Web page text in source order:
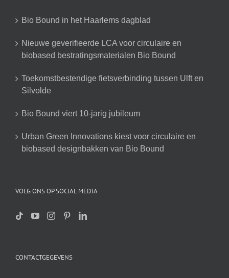
Bio Bound in het Haarlems dagblad
Nieuwe geverifieerde LCA voor circulaire en
biobased bestratingsmaterialen Bio Bound
Toekomstbestendige fietsverbinding tussen Ulft en
Silvolde
Bio Bound viert 10-jarig jubileum
Urban Green Innovations kiest voor circulaire en
biobased designbakken van Bio Bound
VOLG ONS OP SOCIAL MEDIA
CONTACTGEGEVENS